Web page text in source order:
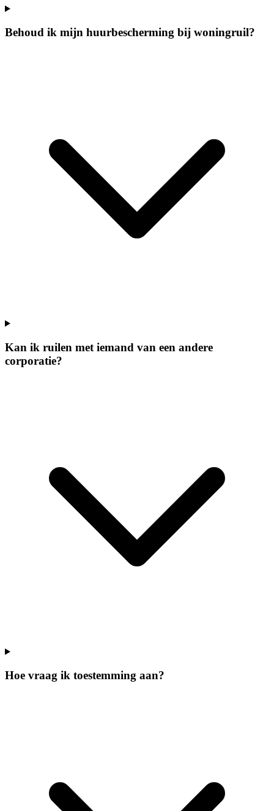
Behoud ik mijn huurbescherming bij woningruil?
Kan ik ruilen met iemand van een andere
corporatie?
Hoe vraag ik toestemming aan?